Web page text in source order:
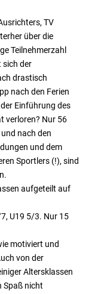
TV
über die
Teilnehmerzahl
sich der
drastisch
nach den Ferien
Einführung des
verloren? Nur 56
nach den
und dem
Sportlers (!), sind
aufgeteilt auf
U19 5/3. Nur 15
motiviert und
von der
Altersklassen
Spaß nicht